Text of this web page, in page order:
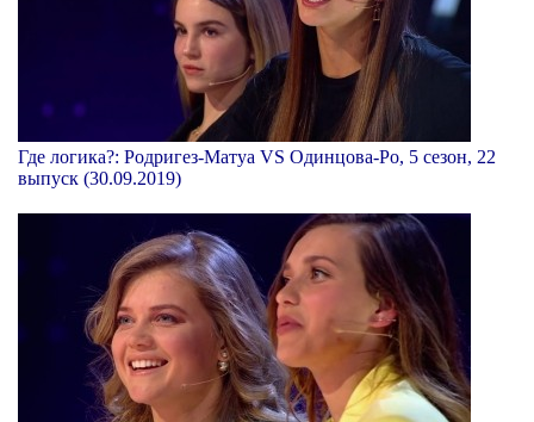
Где логика?: Родригез-Матуа VS Одинцова-Ро, 5 сезон, 22
выпуск (30.09.2019)